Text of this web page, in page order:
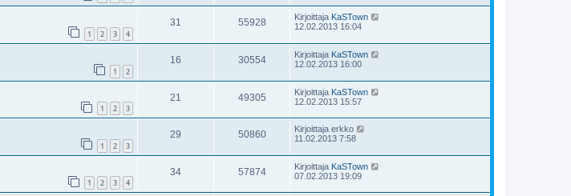
1 2 3 4
31 55928 Kirjoittaja KaSTown
12.02.2013 16:04
1 2
16 30554 Kirjoittaja KaSTown
12.02.2013 16:00
1 2 3
21 49305 Kirjoittaja KaSTown
12.02.2013 15:57
1 2 3
29 50860 Kirjoittaja erkko
11.02.2013 7:58
1 2 3 4
34 57874 Kirjoittaja KaSTown
07.02.2013 19:09